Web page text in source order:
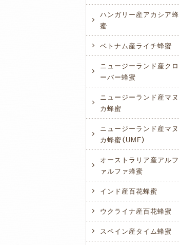
ハンガリー産アカシア蜂
蜜
ベトナム産ライチ蜂蜜
ニュージーランド産クロ
ーバー蜂蜜
ニュージーランド産マヌ
カ蜂蜜
ニュージーランド産マヌ
カ蜂蜜（UMF）
オーストラリア産アルフ
ァルファ蜂蜜
インド産百花蜂蜜
ウクライナ産百花蜂蜜
スペイン産タイム蜂蜜